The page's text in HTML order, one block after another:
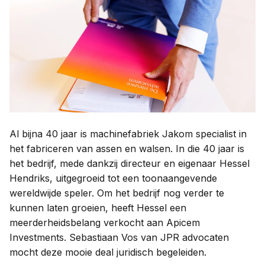
Contact
Al bijna 40 jaar is machinefabriek Jakom specialist in
het fabriceren van assen en walsen. In die 40 jaar is
het bedrijf, mede dankzij directeur en eigenaar Hessel
Hendriks, uitgegroeid tot een toonaangevende
wereldwijde speler. Om het bedrijf nog verder te
kunnen laten groeien, heeft Hessel een
meerderheidsbelang verkocht aan Apicem
Investments. Sebastiaan Vos van JPR advocaten
mocht deze mooie deal juridisch begeleiden.